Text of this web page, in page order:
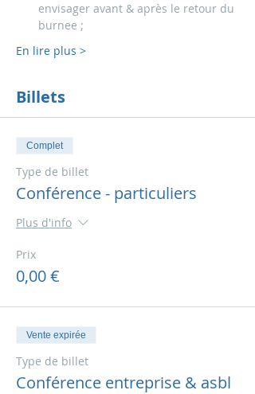
envisager avant & après le retour du
burnee ;
En lire plus >
Billets
Complet
Type de billet
Conférence - particuliers
Plus d'info
Prix
0,00 €
Vente expirée
Type de billet
Conférence entreprise & asbl